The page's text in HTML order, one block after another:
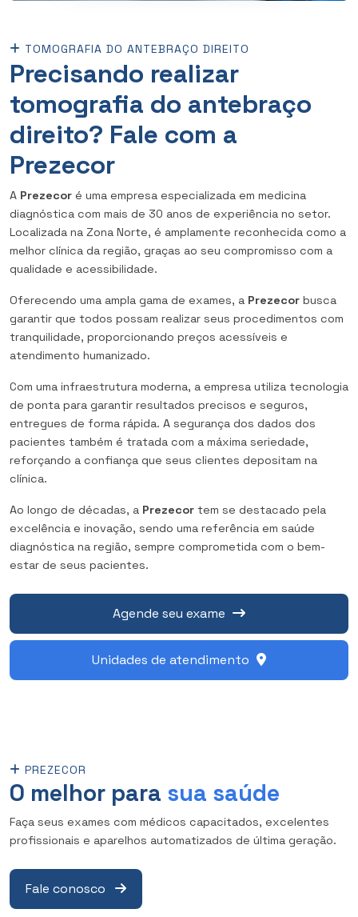
TOMOGRAFIA DO ANTEBRAÇO DIREITO
Precisando realizar
tomografia do antebraço
direito? Fale com a
Prezecor
A Prezecor é uma empresa especializada em medicina
diagnóstica com mais de 30 anos de experiência no setor.
Localizada na Zona Norte, é amplamente reconhecida como a
melhor clínica da região, graças ao seu compromisso com a
qualidade e acessibilidade.
Oferecendo uma ampla gama de exames, a Prezecor busca
garantir que todos possam realizar seus procedimentos com
tranquilidade, proporcionando preços acessíveis e
atendimento humanizado.
Com uma infraestrutura moderna, a empresa utiliza tecnologia
de ponta para garantir resultados precisos e seguros,
entregues de forma rápida. A segurança dos dados dos
pacientes também é tratada com a máxima seriedade,
reforçando a confiança que seus clientes depositam na
clínica.
Ao longo de décadas, a Prezecor tem se destacado pela
excelência e inovação, sendo uma referência em saúde
diagnóstica na região, sempre comprometida com o bem-
estar de seus pacientes.
Agende seu exame
Unidades de atendimento
PREZECOR
O melhor para sua saúde
Faça seus exames com médicos capacitados, excelentes
profissionais e aparelhos automatizados de última geração.
Fale conosco